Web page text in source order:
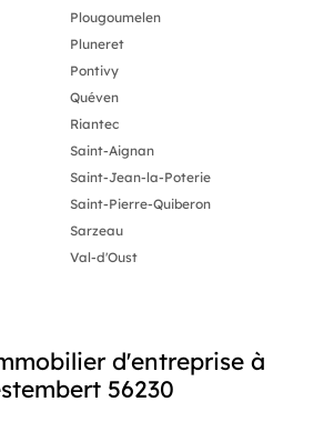
Plougoumelen
Pluneret
Pontivy
Quéven
Riantec
Saint-Aignan
Saint-Jean-la-Poterie
Saint-Pierre-Quiberon
Sarzeau
Val-d'Oust
d'entreprise à
56230